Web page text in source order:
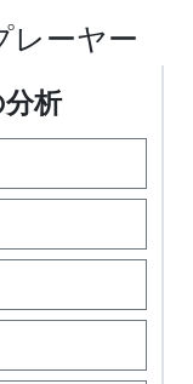
レーヤー
析